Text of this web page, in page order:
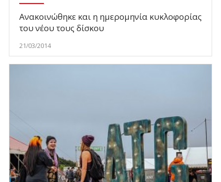
Ανακοινώθηκε και η ημερομηνία κυκλοφορίας
του νέου τους δίσκου
21/03/2014